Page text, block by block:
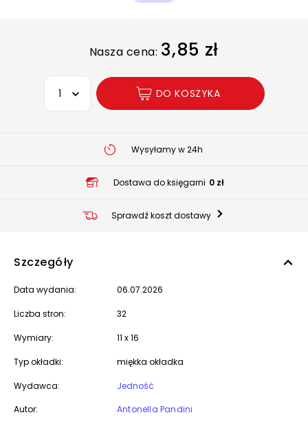
Nasza cena: 3,85 zł
Wybierz opcję
DO KOSZYKA
Wysyłamy w 24h
Dostawa do księgarni 0 zł
Sprawdź koszt dostawy
Szczegóły
Data wydania: 06.07.2026
Liczba stron: 32
Wymiary: 11 x 16
Typ okładki: miękka okładka
Wydawca:
Jedność
Autor:
Antonella Pandini